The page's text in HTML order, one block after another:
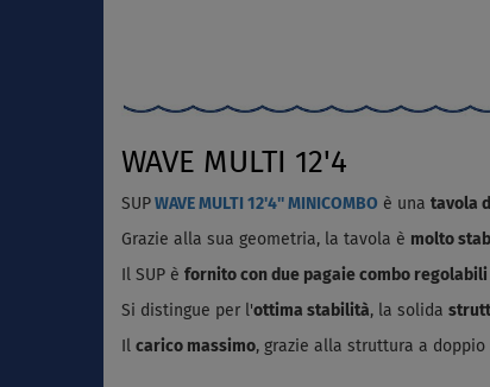
WAVE MULTI 12'4
SUP WAVE MULTI 12'4'' MINICOMBO è una tavola
Grazie alla sua geometria, la tavola è molto
Il SUP è fornito con due pagaie combo regolabili
Si distingue per l'ottima stabilità, la solida
Il carico massimo, grazie alla struttura a